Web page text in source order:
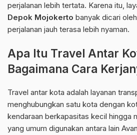
perjalanan lebih tertata. Karena itu,
Depok Mojokerto banyak dicari
perjalanan jauh terasa lebih nyaman.
Apa Itu Travel Antar
Bagaimana Cara
Travel antar kota adalah layanan
menghubungkan satu kota dengan
kendaraan berkapasitas kecil hingga
yang umum digunakan antara lain